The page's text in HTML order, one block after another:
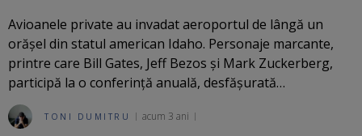
Avioanele private au invadat aeroportul de lângă un
orășel din statul american Idaho. Personaje marcante,
printre care Bill Gates, Jeff Bezos și Mark Zuckerberg,
participă la o conferință anuală, desfășurată…
TONI DUMITRU acum 3 ani